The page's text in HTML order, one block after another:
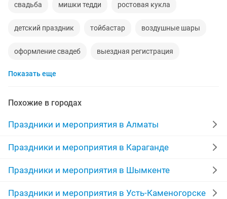
свадьба мишки тедди ростовая кукла
детский праздник тойбастар воздушные шары
оформление свадеб выездная регистрация
танцы кудалык
организации слайд шоу услуги повара
банкетный зал предложение руки и сердца
воздушный медведь баннер фокусник
организация праздников пригласительные узату
Показать еще
Похожие в городах
Праздники и мероприятия в Алматы
Праздники и мероприятия в Караганде
Праздники и мероприятия в Шымкенте
Праздники и мероприятия в Усть-Каменогорске